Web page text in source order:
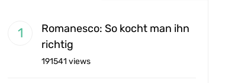
Romanesco: So kocht man ihn
richtig
191541 views